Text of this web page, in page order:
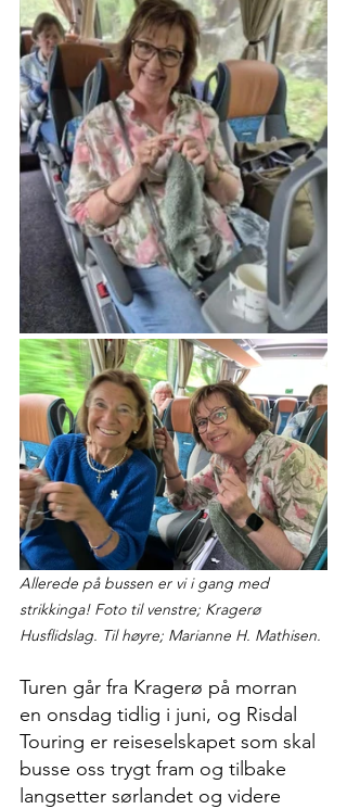
Allerede på bussen er vi i gang med
strikkinga! Foto til venstre; Kragerø
Husflidslag. Til høyre; Marianne H. Mathisen.
Turen går fra Kragerø på morran
en onsdag tidlig i juni, og Risdal
Touring er reiseselskapet som skal
busse oss trygt fram og tilbake
langsetter sørlandet og videre